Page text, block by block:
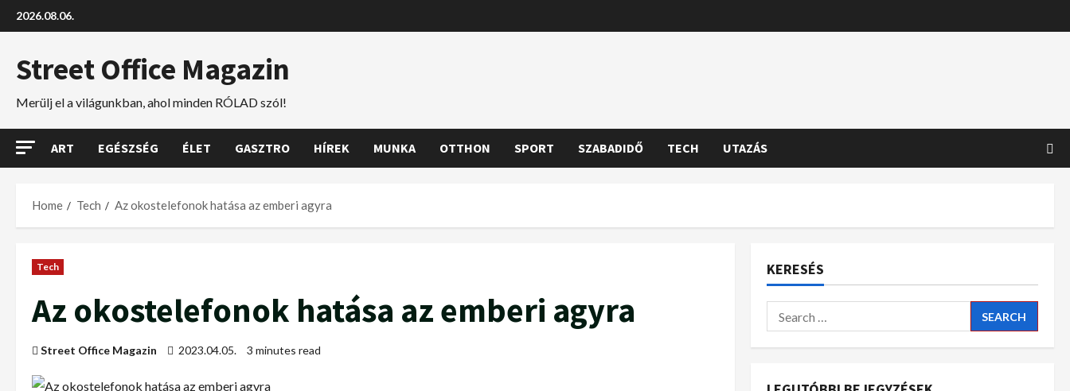
2026.08.06.
Street Office Magazin
Merülj el a világunkban, ahol minden RÓLAD szól!
ART EGÉSZSÉG ÉLET GASZTRO HÍREK MUNKA OTTHON SPORT SZABADIDŐ TECH UTAZÁS
Home Tech Az okostelefonok hatása az emberi agyra
Tech
Az okostelefonok hatása az emberi agyra
Street Office Magazin 2023.04.05. 3 minutes read
KERESÉS